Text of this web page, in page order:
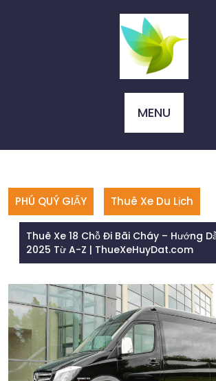
MENU
PHÚ QUÝ GIẤY Thuê Xe Du Lịch
Thuê Xe 18 Chỗ Đi Bãi Cháy – Hướng
2025 Từ A-Z | ThueXeHuyDat.com